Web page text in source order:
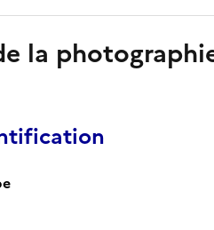
la